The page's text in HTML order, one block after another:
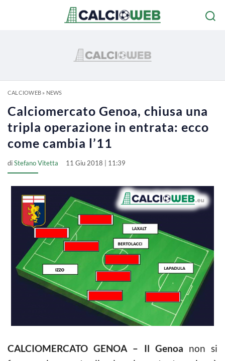
CALCIOWEB» NEWS
Calciomercato Genoa, chiusa una
tripla operazione in entrata: ecco
come cambia l’11
diStefano Vitetta 11 Giu 2018 | 11:39
CALCIOMERCATO GENOA – Il Genoa non si